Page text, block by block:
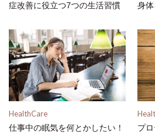
症改善に役立つ7つの生活習慣
身
HealthCare
仕事中の眠気を何とかしたい！
プ